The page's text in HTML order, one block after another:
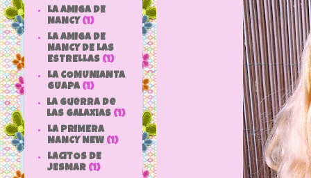
LA AMIGA DE
NANCY (1)
LA AMIGA DE
NANCY DE LAS
ESTRELLAS (1)
LA COMUNIANTA
GUAPA (1)
la guerra de
las galaxias (1)
LA PRIMERA
NANCY NEW (1)
LACITOS DE
JESMAR (1)